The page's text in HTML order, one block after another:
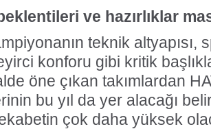
ve hazırlıklar
teknik altyapısı,
konforu gibi kritik
öne çıkan takımlardan
bu yıl da yer alacağı
çok daha yüksek